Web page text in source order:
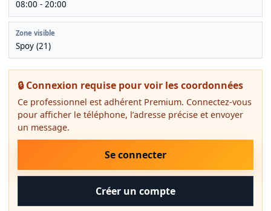
08:00 - 20:00
Zone visible
Spoy (21)
🔒 Connexion requise pour voir les coordonnées
Ce professionnel est adhérent Premium. Connectez-vous
pour afficher le téléphone, l’adresse précise et envoyer
un message.
Se connecter
Créer un compte